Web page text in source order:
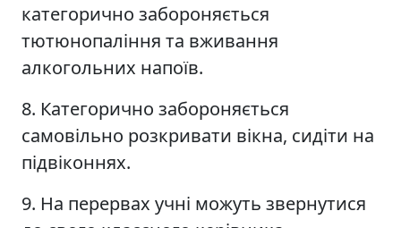
категорично забороняється
тютюнопаління та вживання
алкогольних напоїв.
8. Категорично забороняється
самовільно розкривати вікна, сидіти на
підвіконнях.
9. На перервах учні можуть звернутися